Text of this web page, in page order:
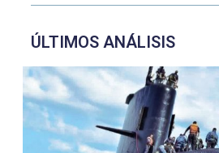
ÚLTIMOS ANÁLISIS